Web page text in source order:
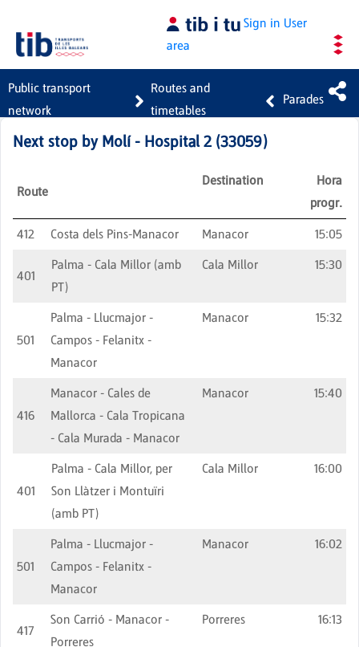
Sign in User
area
Public transport
network
Routes and
timetables
Parades
Next stop by Molí - Hospital 2 (33059)
Route
Destination
Hora
progr.
412 Costa dels Pins-Manacor Manacor 15:05
401
Palma - Cala Millor (amb
PT)
Cala Millor 15:30
501
Palma - Llucmajor -
Campos - Felanitx -
Manacor
Manacor 15:32
416
Manacor - Cales de
Mallorca - Cala Tropicana
- Cala Murada - Manacor
Manacor 15:40
401
Palma - Cala Millor, per
Son Llàtzer i Montuïri
(amb PT)
Cala Millor 16:00
501
Palma - Llucmajor -
Campos - Felanitx -
Manacor
Manacor 16:02
417
Son Carrió - Manacor -
Porreres
Porreres 16:13